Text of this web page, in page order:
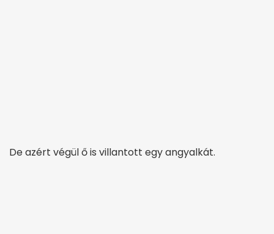
De azért végül ő is villantott egy angyalkát.